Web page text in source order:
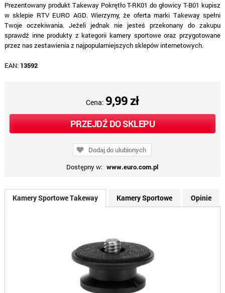
Prezentowany produkt Takeway Pokrętło T-RK01 do głowicy T-B01 kupisz
w sklepie RTV EURO AGD. Wierzymy, że oferta marki Takeway spełni
Twoje oczekiwania. Jeżeli jednak nie jesteś przekonany do zakupu
sprawdź inne produkty z kategorii kamery sportowe oraz przygotowane
przez nas zestawienia z najpopularniejszych sklepów internetowych.
EAN: 13592
Cena: 9,99 zł
PRZEJDŹ DO SKLEPU
Dodaj do ulubionych
Dostępny w: www.euro.com.pl
Kamery Sportowe Takeway Kamery Sportowe Opinie